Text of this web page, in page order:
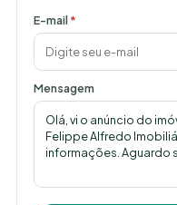
E-mail*
Mensagem